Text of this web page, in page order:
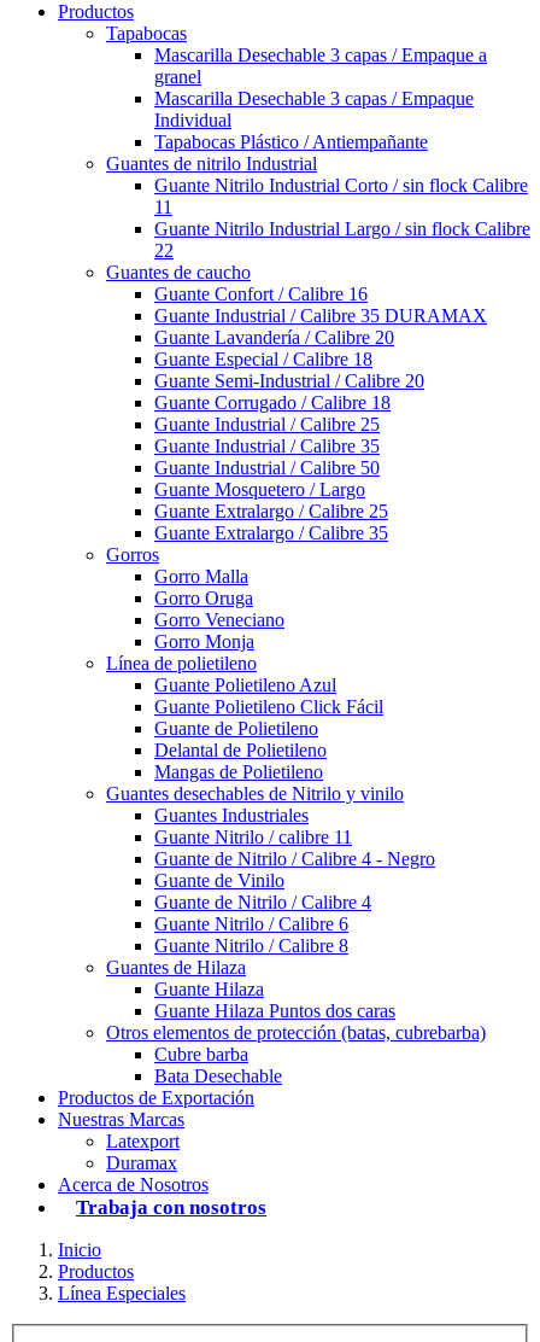
Productos
Tapabocas
Mascarilla Desechable 3 capas / Empaque a
granel
Mascarilla Desechable 3 capas / Empaque
Individual
Tapabocas Plástico / Antiempañante
Guantes de nitrilo Industrial
Guante Nitrilo Industrial Corto / sin flock Calibre
11
Guante Nitrilo Industrial Largo / sin flock Calibre
22
Guantes de caucho
Guante Confort / Calibre 16
Guante Industrial / Calibre 35 DURAMAX
Guante Lavandería / Calibre 20
Guante Especial / Calibre 18
Guante Semi-Industrial / Calibre 20
Guante Corrugado / Calibre 18
Guante Industrial / Calibre 25
Guante Industrial / Calibre 35
Guante Industrial / Calibre 50
Guante Mosquetero / Largo
Guante Extralargo / Calibre 25
Guante Extralargo / Calibre 35
Gorros
Gorro Malla
Gorro Oruga
Gorro Veneciano
Gorro Monja
Línea de polietileno
Guante Polietileno Azul
Guante Polietileno Click Fácil
Guante de Polietileno
Delantal de Polietileno
Mangas de Polietileno
Guantes desechables de Nitrilo y vinilo
Guantes Industriales
Guante Nitrilo / calibre 11
Guante de Nitrilo / Calibre 4 - Negro
Guante de Vinilo
Guante de Nitrilo / Calibre 4
Guante Nitrilo / Calibre 6
Guante Nitrilo / Calibre 8
Guantes de Hilaza
Guante Hilaza
Guante Hilaza Puntos dos caras
Otros elementos de protección (batas, cubrebarba)
Cubre barba
Bata Desechable
Productos de Exportación
Nuestras Marcas
Latexport
Duramax
Acerca de Nosotros
Trabaja con nosotros
Inicio
Productos
Línea Especiales